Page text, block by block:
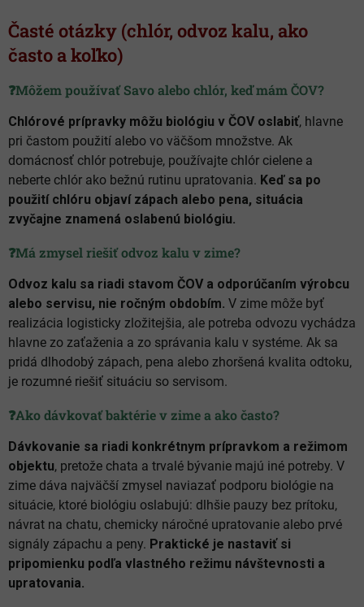
Časté otázky (chlór, odvoz kalu, ako
často a koľko)
❓Môžem používať Savo alebo chlór, keď mám ČOV?
Chlórové prípravky môžu biológiu v ČOV oslabiť, hlavne
pri častom použití alebo vo väčšom množstve. Ak
domácnosť chlór potrebuje, používajte chlór cielene a
neberte chlór ako bežnú rutinu upratovania. Keď sa po
použití chlóru objaví zápach alebo pena, situácia
zvyčajne znamená oslabenú biológiu.
❓Má zmysel riešiť odvoz kalu v zime?
Odvoz kalu sa riadi stavom ČOV a odporúčaním výrobcu
alebo servisu, nie ročným obdobím. V zime môže byť
realizácia logisticky zložitejšia, ale potreba odvozu vychádza
hlavne zo zaťaženia a zo správania kalu v systéme. Ak sa
pridá dlhodobý zápach, pena alebo zhoršená kvalita odtoku,
je rozumné riešiť situáciu so servisom.
❓Ako dávkovať baktérie v zime a ako často?
Dávkovanie sa riadi konkrétnym prípravkom a režimom
objektu, pretože chata a trvalé bývanie majú iné potreby. V
zime dáva najväčší zmysel naviazať podporu biológie na
situácie, ktoré biológiu oslabujú: dlhšie pauzy bez prítoku,
návrat na chatu, chemicky náročné upratovanie alebo prvé
signály zápachu a peny. Praktické je nastaviť si
pripomienku podľa vlastného režimu návštevnosti a
upratovania.